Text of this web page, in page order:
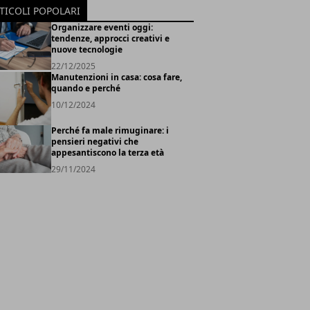
POPOLARI
Organizzare eventi oggi:
tendenze, approcci creativi e
nuove tecnologie
22/12/2025
Manutenzioni in casa: cosa fare,
quando e perché
10/12/2024
Perché fa male rimuginare: i
pensieri negativi che
appesantiscono la terza età
29/11/2024